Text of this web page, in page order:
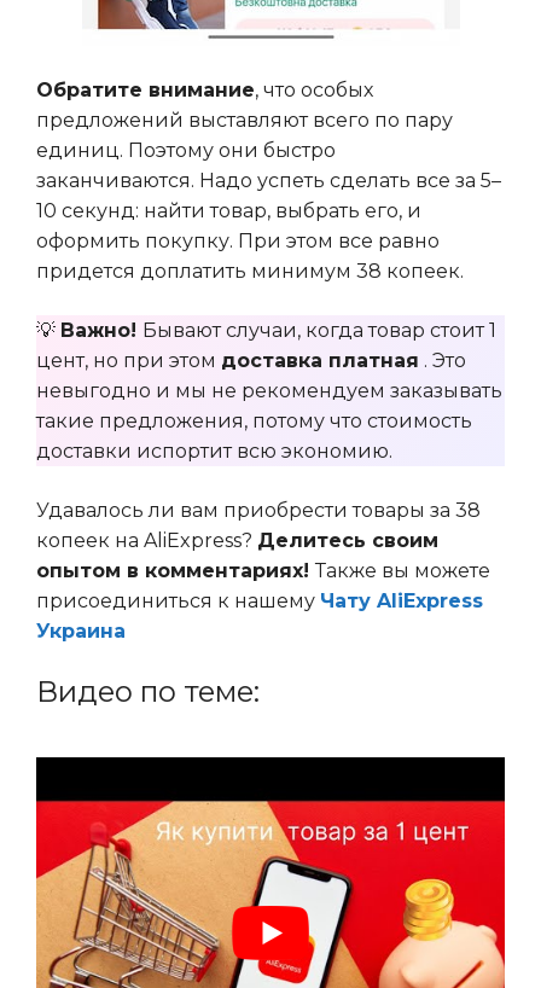
Обратите внимание, что особых
предложений выставляют всего по пару
единиц. Поэтому они быстро
заканчиваются. Надо успеть сделать все за 5–
10 секунд: найти товар, выбрать его, и
оформить покупку. При этом все равно
придется доплатить минимум 38 копеек.
💡 Важно! Бывают случаи, когда товар стоит 1
цент, но при этом доставка платная . Это
невыгодно и мы не рекомендуем заказывать
такие предложения, потому что стоимость
доставки испортит всю экономию.
Удавалось ли вам приобрести товары за 38
копеек на AliExpress? Делитесь своим
опытом в комментариях!Также вы можете
присоединиться к нашему Чату AliExpress
Украина
Видео по теме: